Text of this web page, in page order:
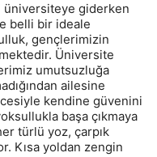
giderken
belli bir ideale
gençlerimizin
Üniversite
umutsuzluğa
ailesine
kendine güvenini
başa çıkmaya
türlü yoz, çarpık
Kısa yoldan zengin